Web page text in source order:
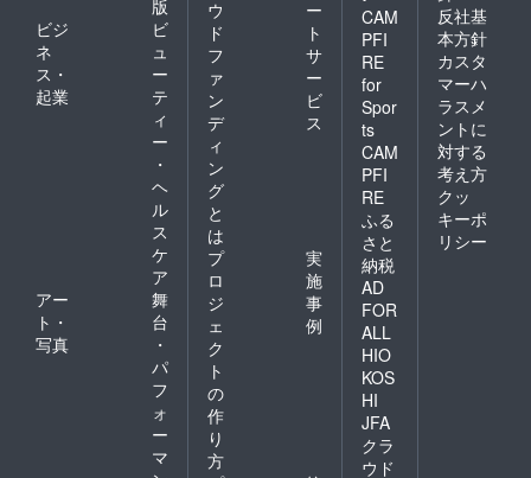
版
ビジ
ネ
ス・
起業
ビ
ュ
ー
テ
ィ
ー
・
ヘ
ル
ス
ケ
ア
アー
ト・
写真
舞
台
・
パ
フ
ォ
ー
マ
ウ
ド
フ
ァ
ン
デ
ィ
ン
グ
と
は
ー
ト
サ
ー
ビ
ス
プ
ロ
ジ
ェ
ク
ト
の
作
り
方
実
施
事
例
CAM
PFI
RE
for
Spor
ts
CAM
PFI
RE
ふる
さと
納税
AD
FOR
ALL
HIO
KOS
HI
JFA
クラ
ウド
反社基
本方針
カスタ
マーハ
ラスメ
ントに
対する
考え方
クッ
キーポ
リシー